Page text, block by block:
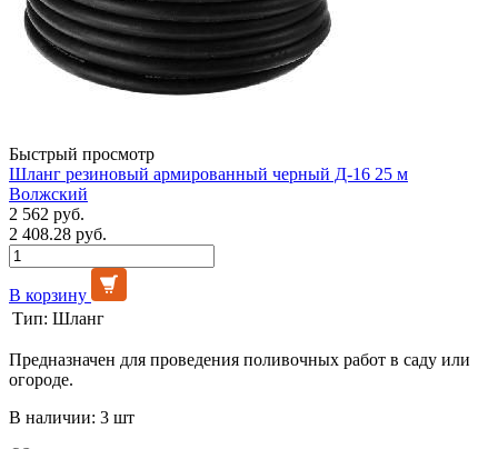
Быстрый просмотр
Шланг резиновый армированный черный Д-16 25 м
Волжский
2 562 руб.
2 408.28 руб.
В корзину
Тип: Шланг
Предназначен для проведения поливочных работ в саду или
огороде.
В наличии: 3 шт